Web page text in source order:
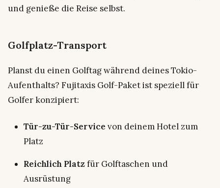
und genieße die Reise selbst.
Golfplatz-Transport
Planst du einen Golftag während deines Tokio-
Aufenthalts? Fujitaxis Golf-Paket ist speziell für
Golfer konzipiert:
Tür-zu-Tür-Service von deinem Hotel zum
Platz
Reichlich Platzfür Golftaschen und
Ausrüstung